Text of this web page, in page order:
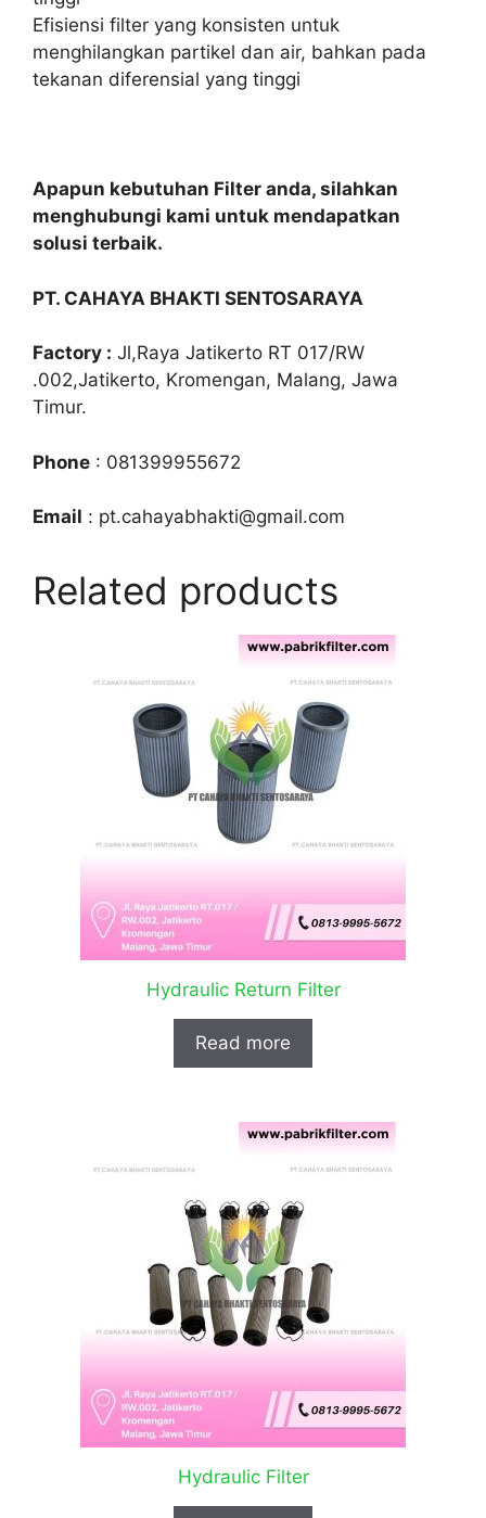
Efisiensi filter yang konsisten untuk
menghilangkan partikel dan air, bahkan pada
tekanan diferensial yang tinggi
Apapun kebutuhan Filter anda, silahkan
menghubungi kami untuk mendapatkan
solusi terbaik.
PT. CAHAYA BHAKTI SENTOSARAYA
Factory : Jl,Raya Jatikerto RT 017/RW
.002,Jatikerto, Kromengan, Malang, Jawa
Timur.
Phone : 081399955672
Email : pt.cahayabhakti@gmail.com
Related products
Hydraulic Return Filter
Read more
Hydraulic Filter